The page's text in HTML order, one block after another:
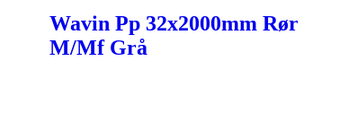
Wavin Pp 32x2000mm Rør
M/Mf Grå